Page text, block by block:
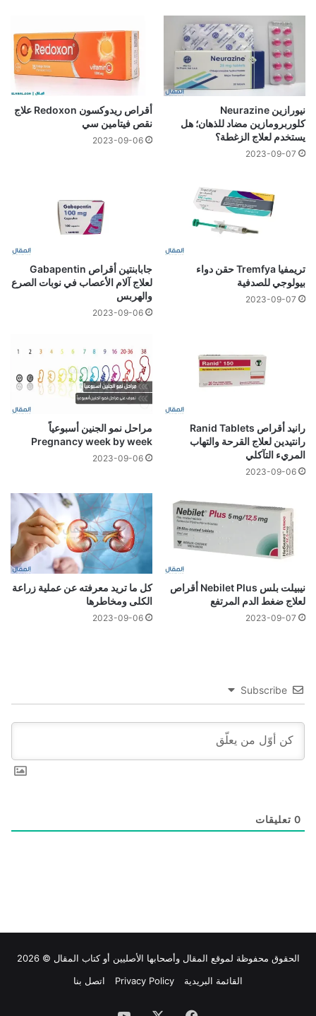
نيورازين Neurazine
كلوربرومازين مضاد للذهان؛ هل
يستخدم لعلاج الزغطة؟
2023-09-07
أقراص ريدوكسون Redoxon علاج
نقص فيتامين سي
2023-09-06
تريمفيا Tremfya حقن دواء
بيولوجي للصدفية
2023-09-07
جابابنتين أقراص Gabapentin
لعلاج آلام الأعصاب في نوبات الصرع
والهربس
2023-09-06
رانيد أقراص Ranid Tablets
رانتيدين لعلاج القرحة والتهاب
المريء التآكلي
2023-09-06
مراحل نمو الجنين أسبوعياً
Pregnancy week by week
2023-09-06
نيبيلت بلس Nebilet Plus أقراص
لعلاج ضغط الدم المرتفع
2023-09-07
كل ما تريد معرفته عن عملية زراعة
الكلى ومخاطرها
2023-09-06
Subscribe
0 تعليقات
الحقوق محفوظة لموقع المقال وأصحابها الأصليين أو كتاب المقال © 2026
القائمة البريدية
Privacy Policy اتصل بنا